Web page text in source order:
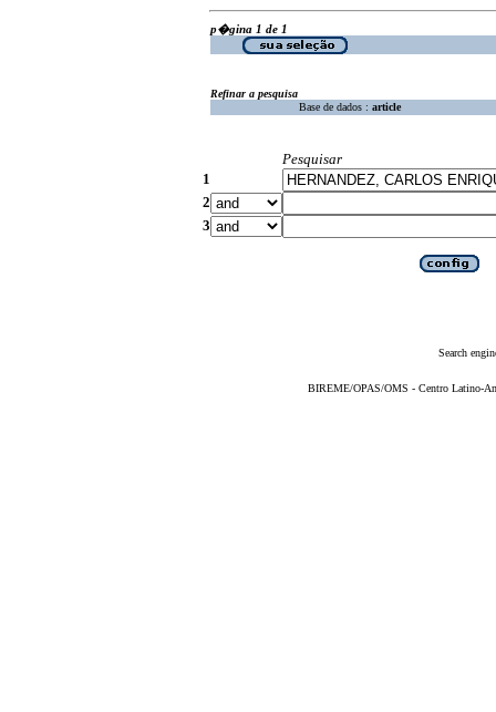
p�gina 1 de 1
Refinar a pesquisa
Base de dados : article
Pesquisar
1
2
3
Search
BIREME/OPAS/OMS - Centro Latino-